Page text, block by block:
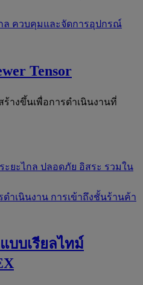
ล ควบคุมและจัดการอุปกรณ์
Tensor
างขึ้นเพื่อการดำเนินงานที่
ะยะไกล ปลอดภัย อิสระ รวมใน
ดำเนินงาน การเข้าถึงชั้นร้านค้า
บบเรียลไทม์